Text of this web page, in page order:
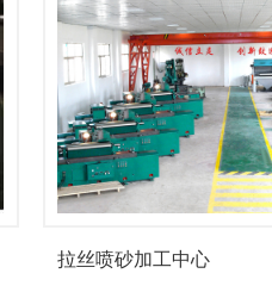
拉丝喷砂加工中心